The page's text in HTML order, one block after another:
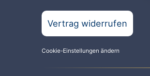
Vertrag widerrufen
Cookie-Einstellungen ändern